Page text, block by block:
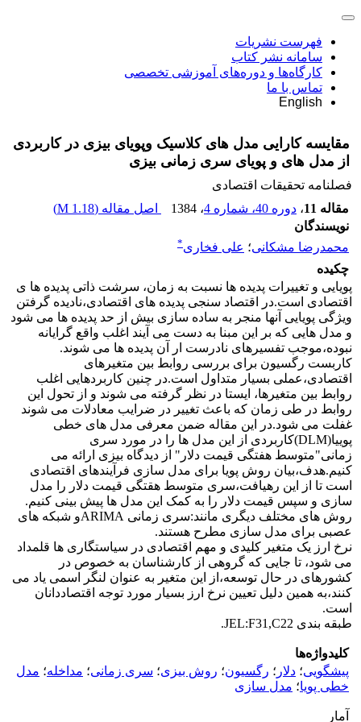
فهرست نشریات
سامانه نشر کتاب
کارگاه‌ها و دوره‌های آموزشی تخصصی
تماس با ما
English
مقایسه کارایی مدل های کلاسیک وپویای بیزی در کاربردی
از مدل های و پویای سری زمانی بیزی
فصلنامه تحقیقات اقتصادی
مقاله 11
، دوره 40، شماره 4 ، 1384 اصل مقاله (1.18 M
)
نویسندگان
محمدرضا مشکانی؛ علی فخاری*
چکیده
پویایی و تغییرات پدیده ها نسبت به زمان، سرشت ذاتی پدیده ها ی
اقتصادی است.در اقتصاد سنجی پدیده های اقتصادی،نادیده گرفتن
ویژگی پویایی آنها منجر به ساده سازی بیش از حد پدیده ها می شود
و مدل هایی که بر این مبنا به دست می آیند اغلب واقع گرایانه
نبوده،موجب تفسیرهای نادرست ار آن پدیده ها می شوند.
کاربست رگسیون برای بررسی روابط بین متغیرهای
اقتصادی،عملی بسیار متداول است.در چنین کاربردهایی اغلب
روابط بین متغیرها، ایستا در نظر گرفته می شوند و از تحول این
روابط در طی زمان که باعث تغییر در ضرایب معادلات می شوند
غفلت می شود.در این مقاله ضمن معرفی مدل های خطی
پوییا(DLM)کاربردی از این مدل ها را در مورد سری
زمانی"متوسط هفتگی قیمت دلار" از دیدگاه بیزی ارائه می
کنیم.هدف،بیان روش پویا برای مدل سازی فرآیندهای اقتصادی
است تا از این رهیافت،سری متوسط هقتگی قیمت دلار را مدل
سازی و سپس قیمت دلار را به کمک این مدل ها پیش بینی کنیم.
روش های مختلف دیگری مانند:سری زمانی ARIMAو شبکه های
عصبی برای مدل سازی مطرح هستند.
نرخ ارز یک متغیر کلیدی و مهم اقتصادی در سیاستگاری ها قلمداد
می شود، تا جایی که گروهی از کارشناسان به خصوص در
کشورهای در حال توسعه،از این متغیر به عنوان لنگر اسمی یاد می
کنند،به همین دلیل تعیین نرخ ارز بسیار مورد توجه اقتصاددانان
است.
طبقه بندی JEL:F31,C22.
کلیدواژه‌ها
پیشگویی؛ دلار ؛ رگسیون؛ روش بیزی؛ سری زمانی؛ مداخله؛ مدل
خطی پویا؛ مدل سازی
آمار